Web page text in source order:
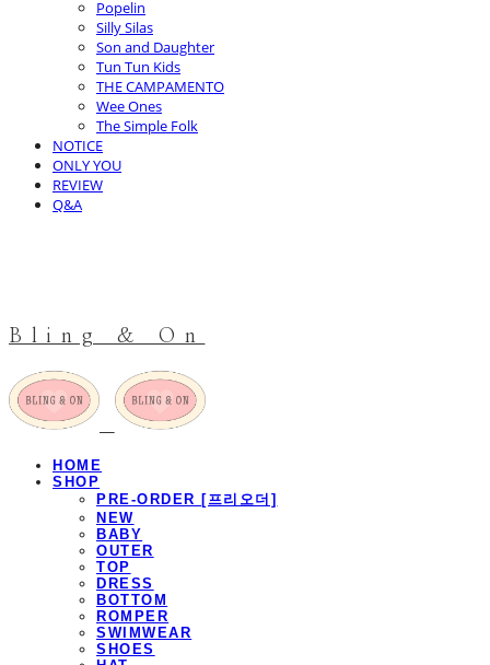
Popelin
Silly Silas
Son and Daughter
Tun Tun Kids
THE CAMPAMENTO
Wee Ones
The Simple Folk
NOTICE
ONLY YOU
REVIEW
Q&A
Bling & On
HOME
SHOP
PRE-ORDER [프리오더]
NEW
BABY
OUTER
TOP
DRESS
BOTTOM
ROMPER
SWIMWEAR
SHOES